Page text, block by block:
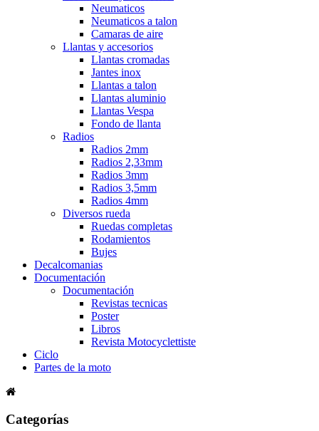
Neumaticos
Neumaticos a talon
Camaras de aire
Llantas y accesorios
Llantas cromadas
Jantes inox
Llantas a talon
Llantas aluminio
Llantas Vespa
Fondo de llanta
Radios
Radios 2mm
Radios 2,33mm
Radios 3mm
Radios 3,5mm
Radios 4mm
Diversos rueda
Ruedas completas
Rodamientos
Bujes
Decalcomanias
Documentación
Documentación
Revistas tecnicas
Poster
Libros
Revista Motocyclettiste
Ciclo
Partes de la moto
Categorías